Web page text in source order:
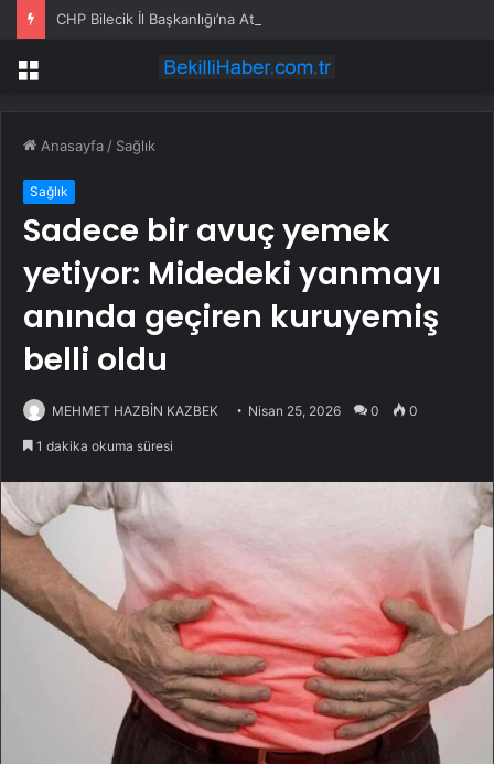
Menü
Anasayfa / Sağlık
Sağlık
Sadece bir avuç yemek
yetiyor: Midedeki yanmayı
anında geçiren kuruyemiş
belli oldu
MEHMET HAZBİN KAZBEK Nisan 25, 2026 0 0
1 dakika okuma süresi